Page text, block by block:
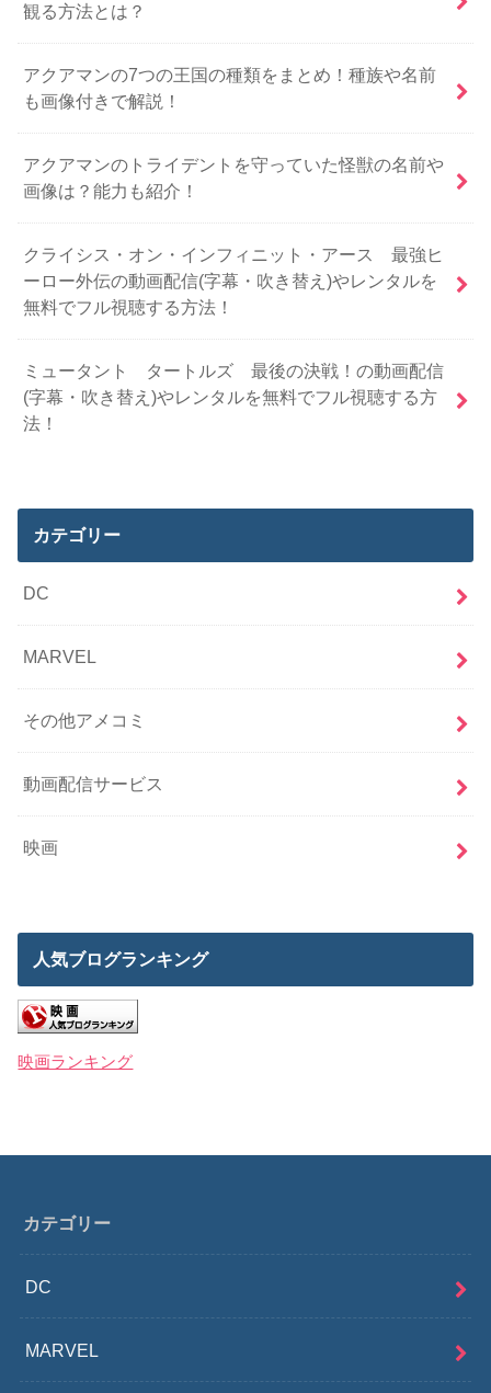
観る方法とは？
アクアマンの7つの王国の種類をまとめ！種族や名前
も画像付きで解説！
アクアマンのトライデントを守っていた怪獣の名前や
画像は？能力も紹介！
クライシス・オン・インフィニット・アース 最強ヒ
ーロー外伝の動画配信(字幕・吹き替え)やレンタルを
無料でフル視聴する方法！
ミュータント タートルズ 最後の決戦！の動画配信
(字幕・吹き替え)やレンタルを無料でフル視聴する方
法！
カテゴリー
DC
MARVEL
その他アメコミ
動画配信サービス
映画
人気ブログランキング
映画ランキング
カテゴリー
DC
MARVEL